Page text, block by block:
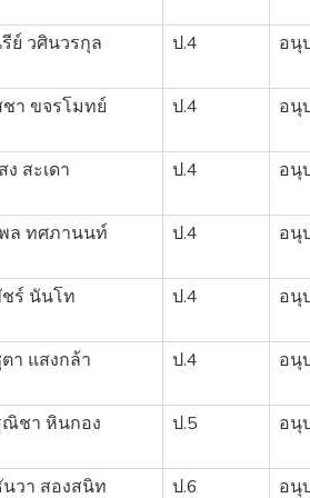
ย์ วศินวรกุล ป.4 อนุ
า ขจรโมทย์ ป.4 อนุ
สะเดา ป.4 อนุ
ล ทศภานนท์ ป.4 อนุ
ร์ นันโท ป.4 อนุ
า แสงกล้า ป.4 อนุ
ชา หินกอง ป.5 อนุ
นวา สองสนิท ป.6 อนุ